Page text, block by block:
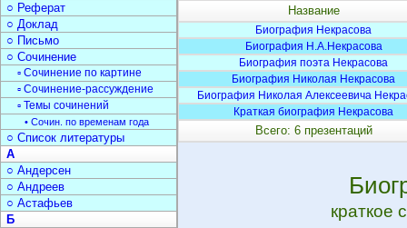
Название
Биография Некрасова
Биография Н.А.Некрасова
Биография поэта Некрасова
Биография Николая Некрасова
Биография Николая Алексеевича
Краткая биография Некрасова
Всего: 6 презентаций
краткое
○ Реферат
○ Доклад
○ Письмо
○ Сочинение
▫ Сочинение по картине
▫ Сочинение-рассуждение
▫ Темы сочинений
• Сочин. по временам года
○ Список литературы
А
○ Андерсен
○ Андреев
○ Астафьев
Б